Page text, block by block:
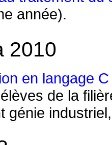
année).
2010
en langage
de la
génie